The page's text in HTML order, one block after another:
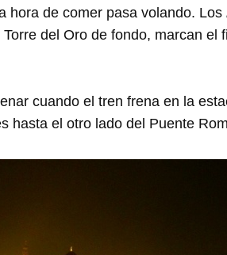
hora de comer pasa volando. Los
del Oro de fondo, marcan el
cuando el tren frena en la
hasta el otro lado del Puente